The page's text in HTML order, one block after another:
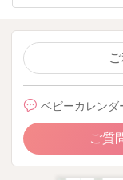
ベビーカレンダ
ご質